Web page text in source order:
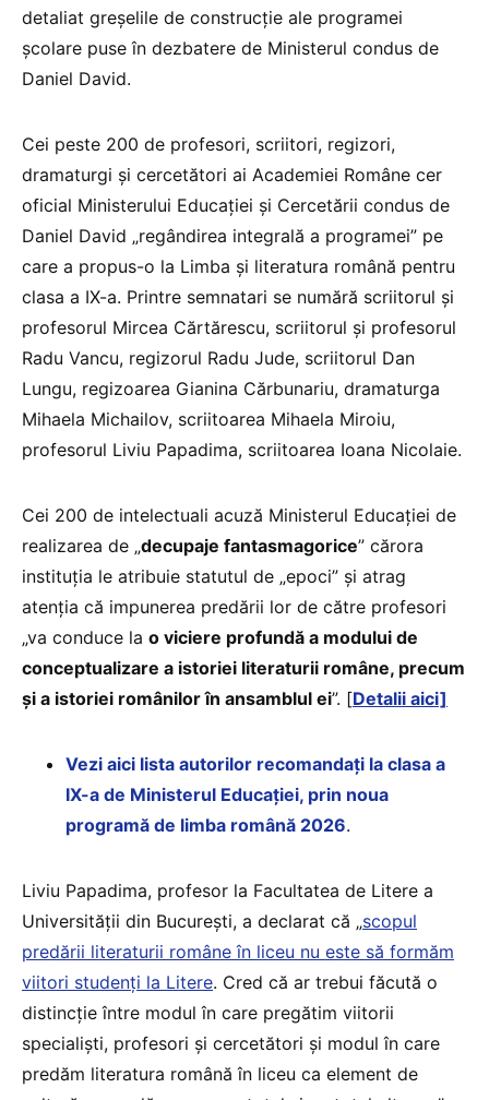
detaliat greșelile de construcție ale programei
școlare puse în dezbatere de Ministerul condus de
Daniel David.
Cei peste 200 de profesori, scriitori, regizori,
dramaturgi și cercetători ai Academiei Române cer
oficial Ministerului Educației și Cercetării condus de
Daniel David „regândirea integrală a programei” pe
care a propus-o la Limba și literatura română pentru
clasa a IX-a. Printre semnatari se numără scriitorul și
profesorul Mircea Cărtărescu, scriitorul și profesorul
Radu Vancu, regizorul Radu Jude, scriitorul Dan
Lungu, regizoarea Gianina Cărbunariu, dramaturga
Mihaela Michailov, scriitoarea Mihaela Miroiu,
profesorul Liviu Papadima, scriitoarea Ioana Nicolaie.
Cei 200 de intelectuali acuză Ministerul Educației de
realizarea de „decupaje fantasmagorice” cărora
instituția le atribuie statutul de „epoci” și atrag
atenția că impunerea predării lor de către profesori
„va conduce la o viciere profundă a modului de
conceptualizare a istoriei literaturii române, precum
și a istoriei românilor în ansamblul ei”. [Detalii aici]
Vezi aici lista autorilor recomandați la clasa a
IX-a de Ministerul Educației, prin noua
programă de limba română 2026.
Liviu Papadima, profesor la Facultatea de Litere a
Universității din București, a declarat că „scopul
predării literaturii române în liceu nu este să formăm
viitori studenți la Litere. Cred că ar trebui făcută o
distincție între modul în care pregătim viitorii
specialiști, profesori și cercetători și modul în care
predăm literatura română în liceu ca element de